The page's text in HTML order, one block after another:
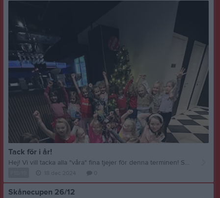
Tack för i år!
Hej! Vi vill tacka alla "våra" fina tjejer för denna terminen! Så kul att så många tjejer vill spela fotboll tillsammans! Vi hade en super rolig avslutning tillsammans på sport center syd och vi tyckte det va extra kul att ALLA i laget va med! Nu önskar vi er en God Jul och Gott Nytt År så ses vi i Januari igen! Lina, Malin, Mia och Sofie
Skånecupen 26/12